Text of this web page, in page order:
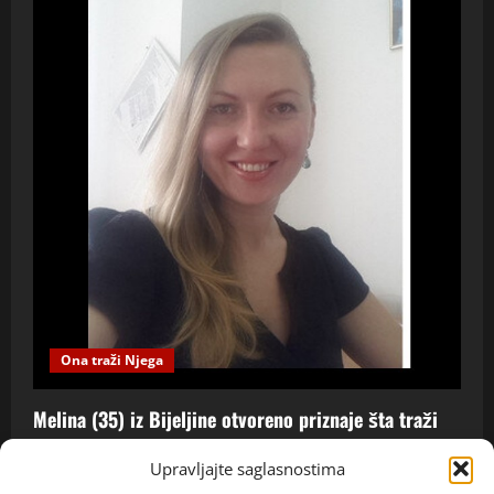
Upravljajte saglasnostima
Ona traži Njega
Melina (35) iz Bijeljine otvoreno priznaje šta traži
od muškarca: „Ne želim više da gubim vrijeme na